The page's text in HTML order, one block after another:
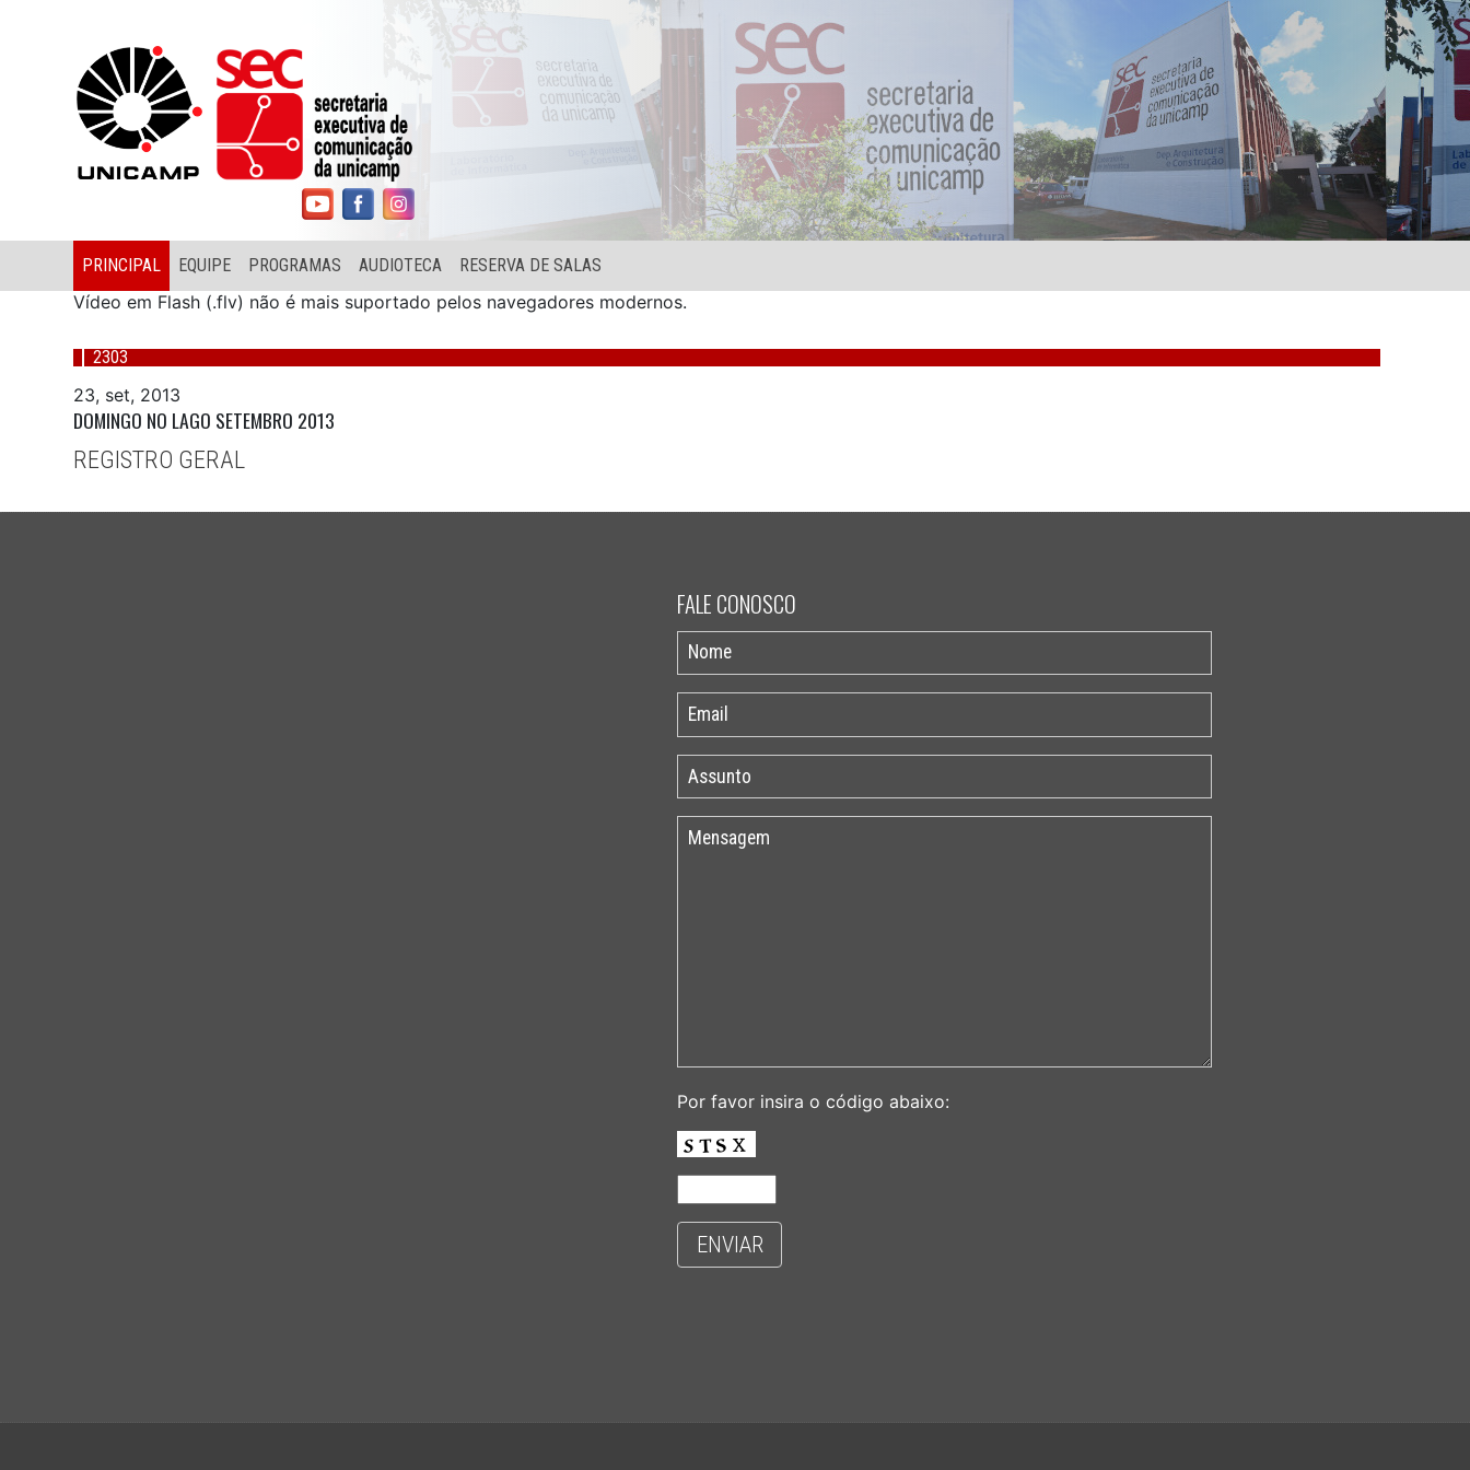
PRINCIPAL EQUIPE PROGRAMAS AUDIOTECA RESERVA DE SALAS
Vídeo em Flash (.flv) não é mais suportado pelos navegadores modernos.
2303
23, set, 2013
DOMINGO NO LAGO SETEMBRO 2013
REGISTRO GERAL
FALE CONOSCO
Por favor insira o código abaixo:
ENVIAR